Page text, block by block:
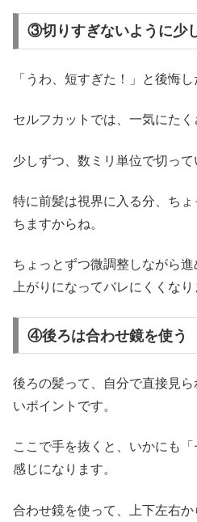
③切りすぎないように少
「うわ、短すぎた！」と後悔
セルフカットでは、一気にたく
少しずつ、数ミリ単位で切って
特に前髪は視界に入る分、ち
ちますからね。
ちょっとずつ微調整しながら
上がりになってバレにくくなり
④後ろは合わせ鏡を使う
後ろの髪って、自分で直接見
いポイントです。
ここで手を抜くと、いかにも
感じになります。
合わせ鏡を使って、上下左右